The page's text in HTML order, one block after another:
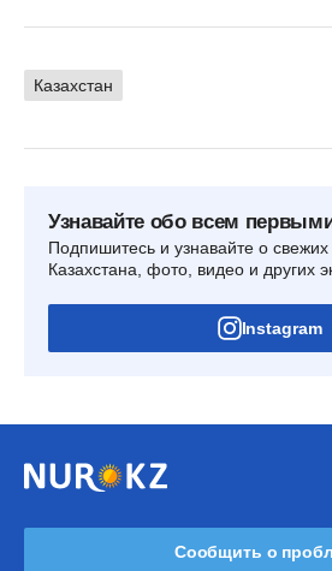
Казахстан
Узнавайте обо всем
Подпишитесь и узнавайте о свежих
Казахстана, фото, видео и других
Instagram
Сообщить о